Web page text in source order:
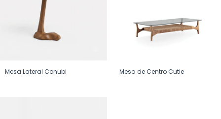
Mesa Lateral Conubi Mesa de Centro Cutie